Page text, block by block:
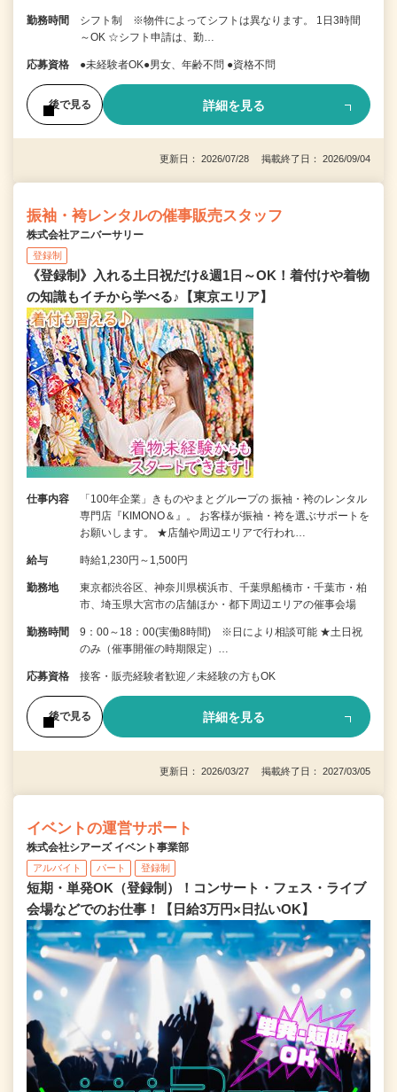
勤務時間
シフト制 ※物件によってシフトは異なります。 1日3時間
～OK ☆シフト申請は、勤…
応募資格 ●未経験者OK●男女、年齢不問 ●資格不問
後で見る 詳細を見る
更新日： 2026/07/28 掲載終了日： 2026/09/04
振袖・袴レンタルの催事販売スタッフ
株式会社アニバーサリー
登録制
《登録制》入れる土日祝だけ&週1日～OK！着付けや着物
の知識もイチから学べる♪【東京エリア】
仕事内容
「100年企業」きものやまとグループの 振袖・袴のレンタル
専門店『KIMONO＆』。 お客様が振袖・袴を選ぶサポートを
お願いします。 ★店舗や周辺エリアで行われ…
給与 時給1,230円～1,500円
勤務地
東京都渋谷区、神奈川県横浜市、千葉県船橋市・千葉市・柏
市、埼玉県大宮市の店舗ほか・都下周辺エリアの催事会場
勤務時間
9：00～18：00(実働8時間) ※日により相談可能 ★土日祝
のみ（催事開催の時期限定）…
応募資格 接客・販売経験者歓迎／未経験の方もOK
後で見る 詳細を見る
更新日： 2026/03/27 掲載終了日： 2027/03/05
イベントの運営サポート
株式会社シアーズ イベント事業部
アルバイト パート 登録制
短期・単発OK（登録制）！コンサート・フェス・ライブ
会場などでのお仕事！【日給3万円×日払いOK】